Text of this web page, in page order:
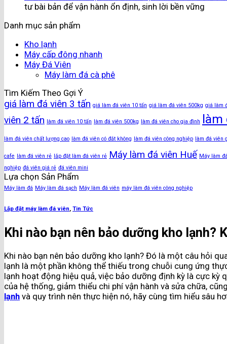
tư bài bản để vận hành ổn định, sinh lời bền vững
Danh mục sản phẩm
Kho lạnh
Máy cấp đông nhanh
Máy Đá Viên
Máy làm đá cà phê
Tìm Kiếm Theo Gợi Ý
giá làm đá viên 3 tấn giá làm đá viên 10 tấn giá làm đá viên 500kg giá làm
viên 2 tấn
làm đá viên 10 tấn làm đá viên 500kg làm đá viên cho gia đình làm
làm đá viên chất lượng cao làm đá viên có đắt không làm đá viên công nghiệp làm đá viên
cafe làm đá viên rẻ lắp đặt làm đá viên rẻ Máy làm đá viên Huế Máy làm
nghiệp đá viên giá rẻ đá viên mini
Lựa chọn Sản Phẩm
Máy làm đá Máy làm đá sạch Máy làm đá viên máy làm đá viên công nghiệp
Lắp đặt máy làm đá viên Tin Tức
Khi nào bạn nên bảo dưỡng kho lạnh?
Khi nào bạn nên bảo dưỡng kho lạnh? Đó là một câu hỏi
lạnh là một phần không thể thiếu trong chuỗi cung ứng
lạnh hoạt động hiệu quả, việc bảo dưỡng định kỳ là cực
của hệ thống, giảm thiểu chi phí vận hành và sửa chữa,
lạnh và quy trình nên thực hiện nó, hãy cùng tìm hiểu sâu